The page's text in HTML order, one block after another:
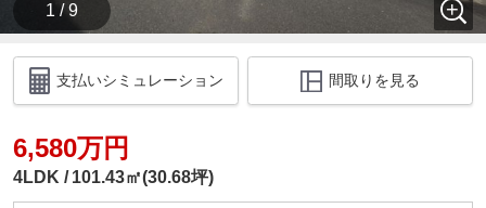
1 / 9
支払いシミュレーション 間取りを見る
6,580万円
4LDK 101.43㎡(30.68坪)